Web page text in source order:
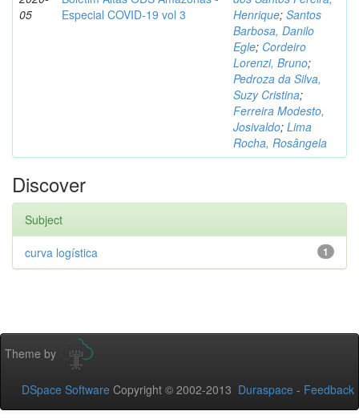
05
Especial COVID-19 vol 3
Henrique; Santos
Barbosa, Danilo
Egle; Cordeiro
Lorenzi, Bruno;
Pedroza da Silva,
Suzy Cristina;
Ferreira Modesto,
Josivaldo; Lima
Rocha, Rosângela
Discover
Subject
1
curva logística
Theme by
DSpace Software Copyright © 2002-2013 Duraspace - Feedback